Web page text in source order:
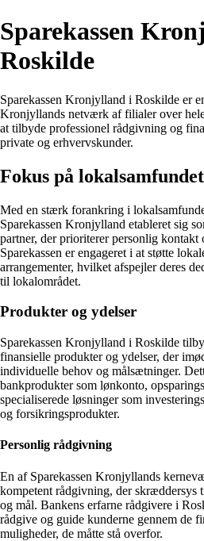
Sparekassen
Roskilde
Sparekassen Kronjylland i Roskilde er
Kronjyllands netværk af filialer over
at tilbyde professionel rådgivning og
private og erhvervskunder.
Fokus på lokalsamfundet
Med en stærk forankring i
Sparekassen Kronjylland etableret sig
partner, der prioriterer personlig
Sparekassen er engageret i at støtte
arrangementer, hvilket afspejler deres
til lokalområdet.
Produkter og ydelser
Sparekassen Kronjylland i Roskilde
finansielle produkter og ydelser, der
individuelle behov og målsætninger.
bankprodukter som lønkonto,
specialiserede løsninger som
og forsikringsprodukter.
Personlig rådgivning
En af Sparekassen Kronjyllands
kompetent rådgivning, der skræddersys
og mål. Bankens erfarne rådgivere i
rådgive og guide kunderne gennem de
muligheder, de måtte stå overfor.